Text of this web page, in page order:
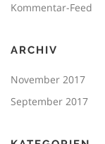
Kommentar-Feed
ARCHIV
November 2017
September 2017